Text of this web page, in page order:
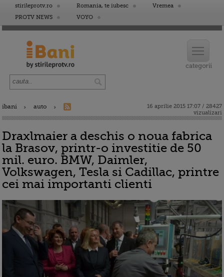
stirileprotv.ro Romania, te iubesc
Vremea
PROTV NEWS
VOYO
ibani auto
16 aprilie 2015 17:07 / 28427
vizualizari
Draxlmaier a deschis o noua fabrica
la Brasov, printr-o investitie de 50
mil. euro. BMW, Daimler,
Volkswagen, Tesla si Cadillac, printre
cei mai importanti clienti